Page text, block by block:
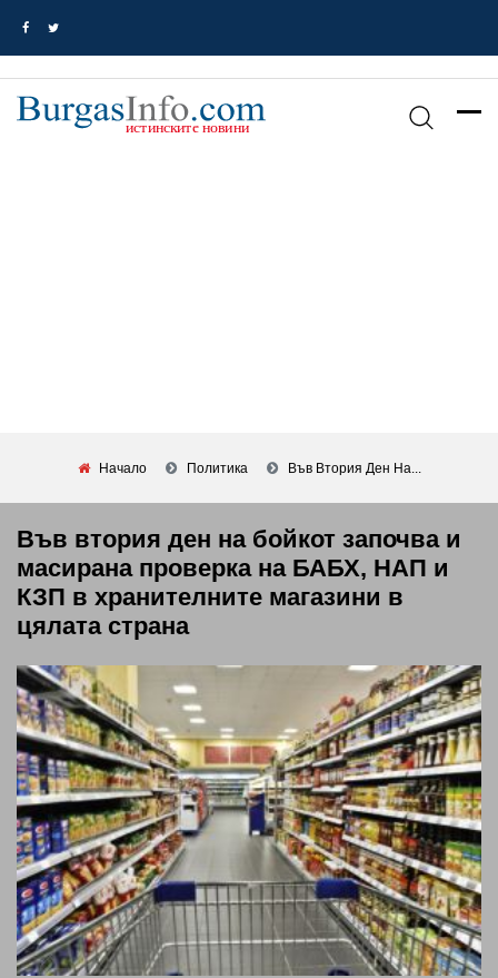
Начало Политика Във Втория Ден На...
Във втория ден на бойкот започва и
масирана проверка на БАБХ, НАП и
КЗП в хранителните магазини в
цялата страна